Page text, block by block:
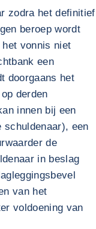
zodra het definitief
beroep wordt
vonnis niet
een
doorgaans het
derden
innen bij een
schuldenaar), een
de
in beslag
van het
voldoening van